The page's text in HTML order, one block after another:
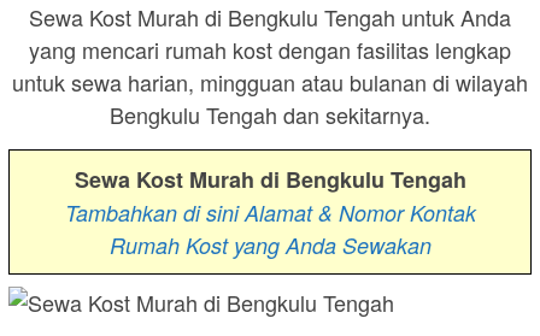
Sewa Kost Murah di Bengkulu Tengah untuk Anda
yang mencari rumah kost dengan fasilitas lengkap
untuk sewa harian, mingguan atau bulanan di wilayah
Bengkulu Tengah dan sekitarnya.
Sewa Kost Murah di Bengkulu Tengah
Tambahkan di sini Alamat & Nomor Kontak
Rumah Kost yang Anda Sewakan